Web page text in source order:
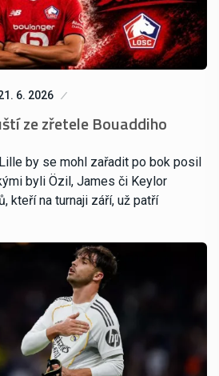
6. 2026
ze zřetele Bouaddiho
by se mohl zařadit po bok posil
byli Özil, James či Keylor
kteří na turnaji září, už patří